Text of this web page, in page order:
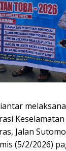
Jalan
(5/2/2026)